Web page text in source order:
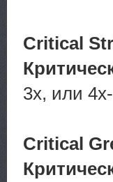
Critical
3х, или
Critical